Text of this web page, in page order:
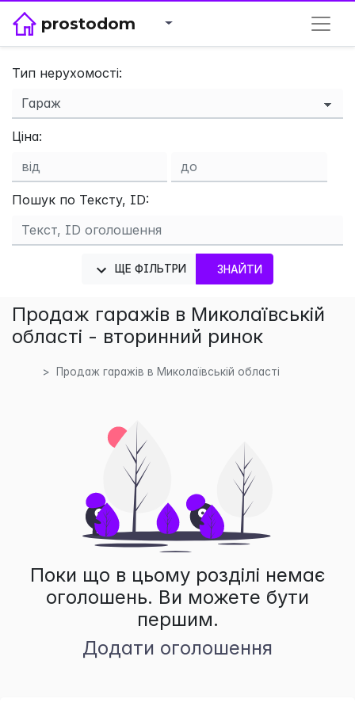
prostodom
Тип нерухомості:
Ціна:
Пошук по Тексту, ID:
ЩЕ ФІЛЬТРИ ЗНАЙТИ
Продаж гаражів в Миколаївській
області - вторинний ринок
Продаж гаражів в Миколаївській області
Поки що в цьому розділі немає
оголошень. Ви можете бути
першим.
Додати оголошення
×